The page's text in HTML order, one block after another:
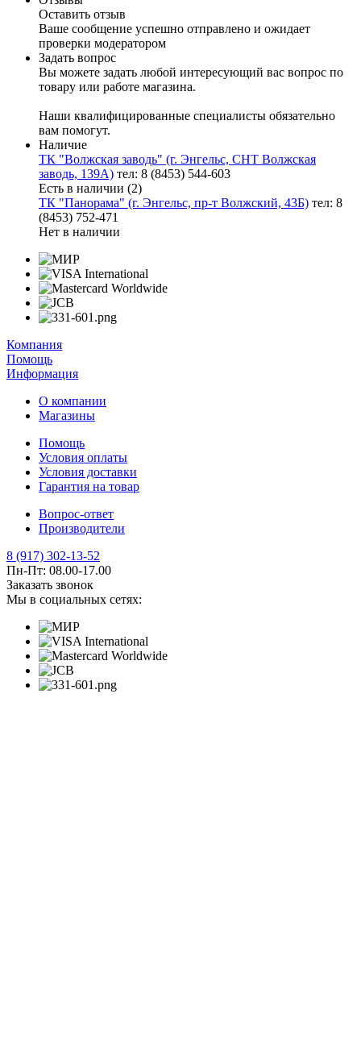
Оставить отзыв
Ваше сообщение успешно отправлено и ожидает
проверки модератором
Задать вопрос
Вы можете задать любой интересующий вас вопрос по
товару или работе магазина.
Наши квалифицированные специалисты обязательно
вам помогут.
Наличие
ТК "Волжская заводь" (г. Энгельс, СНТ Волжская
заводь, 139А) тел: 8 (8453) 544-603
Есть в наличии (2)
ТК "Панорама" (г. Энгельс, пр-т Волжский, 43Б) тел: 8
(8453) 752-471
Нет в наличии
Компания
Помощь
Информация
О компании
Магазины
Помощь
Условия оплаты
Условия доставки
Гарантия на товар
Вопрос-ответ
Производители
8 (917) 302-13-52
Пн-Пт: 08.00-17.00
Заказать звонок
Мы в социальных сетях: